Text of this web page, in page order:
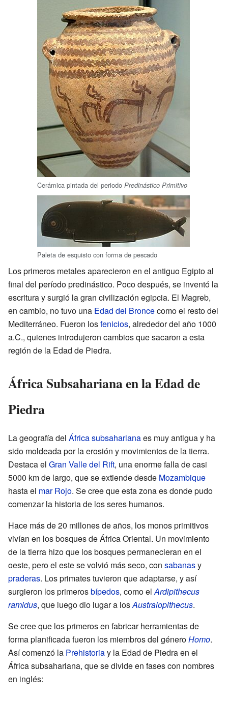
Cerámica pintada del periodo Predinástico Primitivo
Paleta de esquisto con forma de pescado
Los primeros metales aparecieron en el antiguo Egipto al
final del período predinástico. Poco después, se inventó la
escritura y surgió la gran civilización egipcia. El Magreb,
en cambio, no tuvo una Edad del Broncecomo el resto del
Mediterráneo. Fueron losfenicios, alrededor del año 1000
a.C., quienes introdujeron cambios que sacaron a esta
región de la Edad de Piedra.
África Subsahariana en la Edad de
Piedra
La geografía del África subsaharianaes muy antigua y ha
sido moldeada por la erosión y movimientos de la tierra.
Destaca el Gran Valle del Rift, una enorme falla de casi
5000 km de largo, que se extiende desde Mozambique
hasta el mar Rojo. Se cree que esta zona es donde pudo
comenzar la historia de los seres humanos.
Hace más de 20 millones de años, los monos primitivos
vivían en los bosques de África Oriental. Un movimiento
de la tierra hizo que los bosques permanecieran en el
oeste, pero el este se volvió más seco, con sabanasy
praderas. Los primates tuvieron que adaptarse, y así
surgieron los primerosbípedos, como el Ardipithecus
ramidus, que luego dio lugar a losAustralopithecus.
Se cree que los primeros en fabricar herramientas de
forma planificada fueron los miembros del géneroHomo.
Así comenzó la Prehistoriay la Edad de Piedra en el
África subsahariana, que se divide en fases con nombres
en inglés: